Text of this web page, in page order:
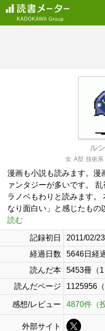
ル
女 A型 技術系
漫画も小説も読みます。漫
ァンタジーが多いです。
ラノベもわりと読みます。
なり面白い」と感じたも
読む
記録初日
2011/02/23
経過日数
5646日経
読んだ本
5453冊（
読んだページ
1125956
感想/レビュー 4870件（
外部サイト